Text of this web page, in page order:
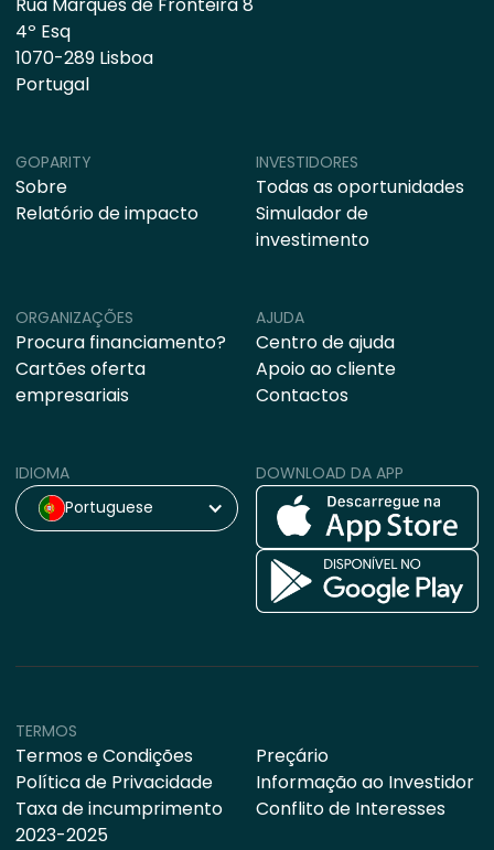
4º Esq
1070-289 Lisboa
Portugal
ORGANIZAÇÕES
Procura financiamento?
Cartões oferta
empresariais
AJUDA
Centro de ajuda
Apoio ao cliente
Contactos
GOPARITY
Sobre
Relatório de impacto
INVESTIDORES
Todas as oportunidades
Simulador de
investimento
IDIOMA
Portuguese
DOWNLOAD DA APP
TERMOS
Termos e Condições
Política de Privacidade
Taxa de incumprimento
2023-2025
Preçário
Informação ao Investidor
Conflito de Interesses